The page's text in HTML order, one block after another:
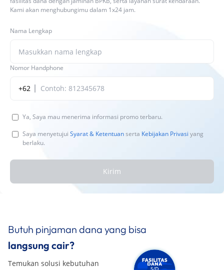
Kami akan menghubungimu dalam 1x24 jam.
Nama Lengkap
Nomor Handphone
+62
Ya, Saya mau menerima informasi promo terbaru.
Saya menyetujui Syarat & Ketentuanserta Kebijakan Privasi yang
berlaku.
Kirim
Butuh pinjaman dana yang bisa
langsung cair?
Temukan solusi kebutuhan